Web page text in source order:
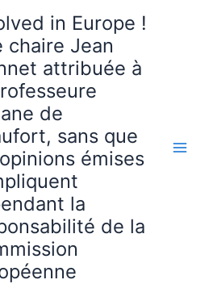
in Europe !
chaire Jean
attribuée à
de
sans que
émises
la
de la